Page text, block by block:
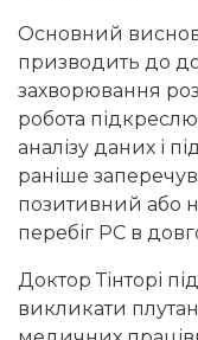
Основний
призводить до
захворювання
робота
аналізу даних і
раніше
позитивний або
перебіг РС в
Доктор Тінторі
викликати